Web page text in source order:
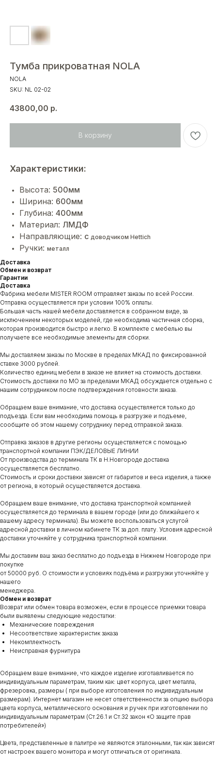
Тумба прикроватная NOLA
NOLA
SKU: NL 02-02
43800,00 р.
В корзину
Характеристики:
Высота: 500мм
Ширина: 600мм
Глубина: 400мм
Материал: ЛМДФ
Направляющие: с доводчиком Hettich
Ручки: металл
Доставка
Обмен и возврат
Гарантии
Доставка
Фабрика мебели MISTER ROOM отправляет заказы по всей России.
Отправка осуществляется при условии 100% оплаты.
Большая часть нашей мебели доставляется в собранном виде, за
исключением некоторых моделей, где необходима частичная сборка,
которая производится быстро и легко. В комплекте с мебелью вы
получаете все необходимые элементы для сборки.
Мы доставляем заказы по Москве в пределах МКАД по фиксированной
ставке 3000 рублей.
Количество единиц мебели в заказе не влияет на стоимость доставки.
Стоимость доставки по МО за пределами МКАД обсуждается отдельно с
нашим сотрудником после подтверждения готовности заказа.
Обращаем ваше внимание, что доставка осуществляется только до
подъезда. Если вам необходима помощь в разгрузке и подъеме,
сообщите об этом нашему сотруднику перед отправкой заказа.
Отправка заказов в другие регионы осуществляется с помощью
транспортной компании ПЭК/ДЕЛОВЫЕ ЛИНИИ
От производства до терминала ТК в Н.Новгороде доставка
осуществляется бесплатно.
Стоимость и сроки доставки зависят от габаритов и веса изделия, а также
от региона, в который осуществляется доставка.
Обращаем ваше внимание, что доставка транспортной компанией
осуществляется до терминала в вашем городе (или до ближайшего к
вашему адресу терминала). Вы можете воспользоваться услугой
адресной доставки в личном кабинете ТК за доп. плату. Условия адресной
доставки уточняйте у сотрудника транспортной компании.
Мы доставим ваш заказ бесплатно до подъезда в Нижнем Новгороде при
покупке
от 50000 руб. О стоимости и условиях подъёма и разгрузки уточняйте у
нашего
менеджера.
Обмен и возврат
Возврат или обмен товара возможен, если в процессе приемки товара
были выявлены следующие недостатки:
Механические повреждения
Несоответствие характеристик заказа
Некомплектность
Неисправная фурнитура
Обращаем ваше внимание, что каждое изделие изготавливается по
индивидуальным параметрам, таким как: цвет корпуса, цвет металла,
фрезеровка, размеры ( при выборе изготовления по индивидуальным
размерам). Интернет магазин не несет ответственности за опцию выбора
цвета корпуса, металлического основания и ручек при изготовлении по
индивидуальным параметрам (Ст.26.1 и Ст.32 закон «О защите прав
потребителей»)
Цвета, представленные в палитре не являются эталонными, так как зависят
от настроек вашего монитора и могут отличаться от оригинала.